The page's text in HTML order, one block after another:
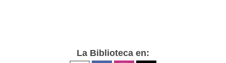
La Biblioteca en: